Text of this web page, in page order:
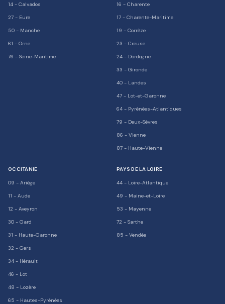
14 - Calvados
27 - Eure
50 - Manche
61 - Orne
76 - Seine-Maritime
16 - Charente
17 - Charente-Maritime
19 - Corrèze
23 - Creuse
24 - Dordogne
33 - Gironde
40 - Landes
47 - Lot-et-Garonne
64 - Pyrénées-Atlantiques
79 - Deux-Sèvres
86 - Vienne
87 - Haute-Vienne
OCCITANIE
09 - Ariège
11 - Aude
12 - Aveyron
30 - Gard
31 - Haute-Garonne
32 - Gers
34 - Hérault
46 - Lot
48 - Lozère
65 - Hautes-Pyrénées
PAYS DE LA LOIRE
44 - Loire-Atlantique
49 - Maine-et-Loire
53 - Mayenne
72 - Sarthe
85 - Vendée